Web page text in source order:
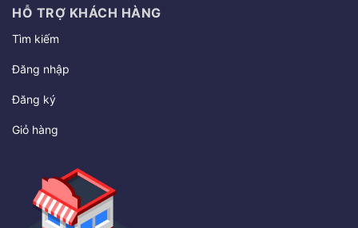
HỖ TRỢ KHÁCH HÀNG
Tìm kiếm
Đăng nhập
Đăng ký
Giỏ hàng